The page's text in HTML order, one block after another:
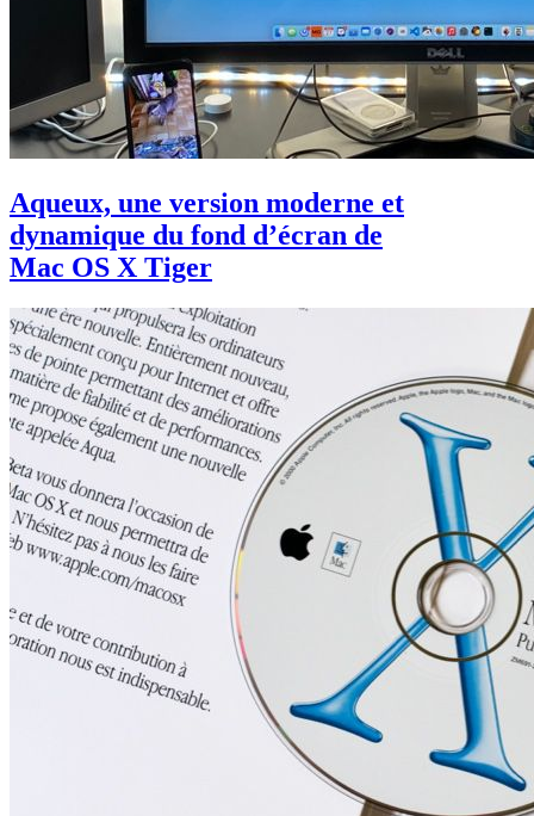
Aqueux, une version moderne et
dynamique du fond d’écran de
Mac OS X Tiger